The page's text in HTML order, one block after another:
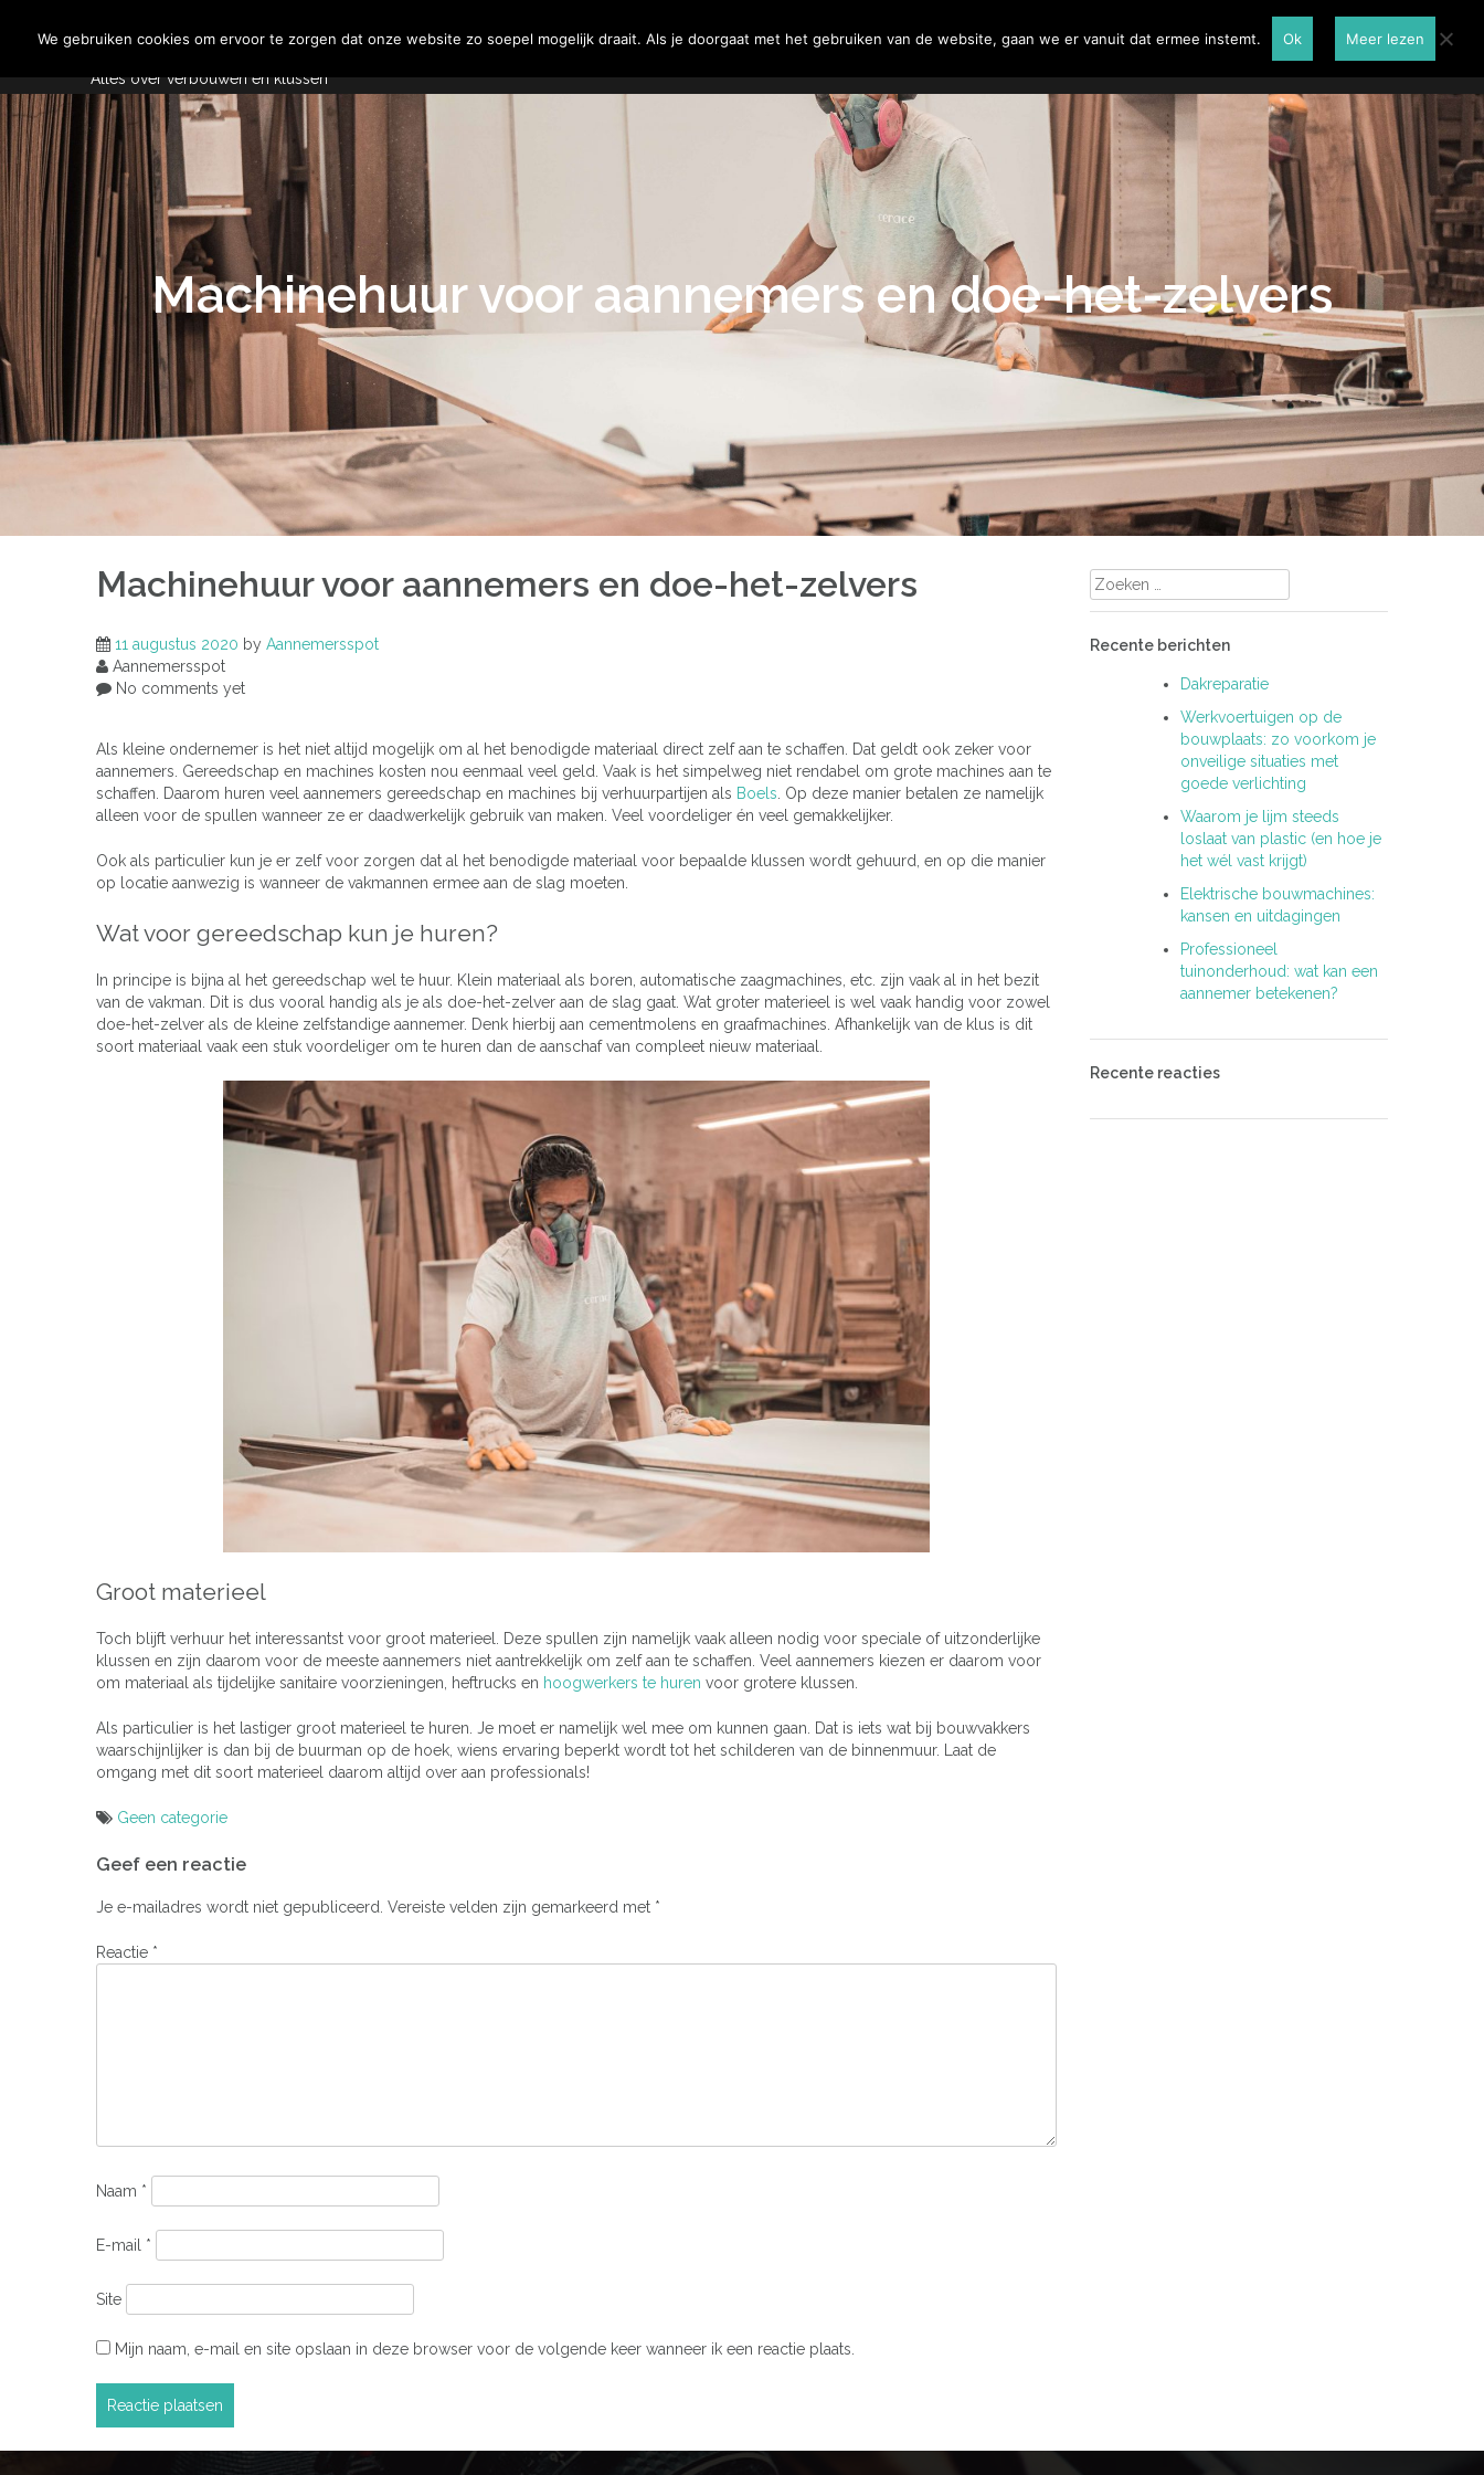
Aannemersspot
Alles over verbouwen en klussen
Tuin Woning Klussen Renovatie Contactformulier
Machinehuur voor aannemers en doe-het-zelvers
Machinehuur voor aannemers en doe-het-zelvers
11 augustus 2020 by Aannemersspot
Aannemersspot
No comments yet
Als kleine ondernemer is het niet altijd mogelijk om al het benodigde materiaal direct zelf aan te schaffen. Dat geldt ook zeker voor
aannemers. Gereedschap en machines kosten nou eenmaal veel geld. Vaak is het simpelweg niet rendabel om grote machines aan te
schaffen. Daarom huren veel aannemers gereedschap en machines bij verhuurpartijen als Boels . Op deze manier betalen ze namelijk
alleen voor de spullen wanneer ze er daadwerkelijk gebruik van maken. Veel voordeliger én veel gemakkelijker.
Ook als particulier kun je er zelf voor zorgen dat al het benodigde materiaal voor bepaalde klussen wordt gehuurd, en op die manier
op locatie aanwezig is wanneer de vakmannen ermee aan de slag moeten.
Wat voor gereedschap kun je huren?
In principe is bijna al het gereedschap wel te huur. Klein materiaal als boren, automatische zaagmachines, etc. zijn vaak al in het bezit
van de vakman. Dit is dus vooral handig als je als doe-het-zelver aan de slag gaat. Wat groter materieel is wel vaak handig voor zowel
doe-het-zelver als de kleine zelfstandige aannemer. Denk hierbij aan cementmolens en graafmachines. Afhankelijk van de klus is dit
soort materiaal vaak een stuk voordeliger om te huren dan de aanschaf van compleet nieuw materiaal.
Groot materieel
Toch blijft verhuur het interessantst voor groot materieel. Deze spullen zijn namelijk vaak alleen nodig voor speciale of uitzonderlijke
klussen en zijn daarom voor de meeste aannemers niet aantrekkelijk om zelf aan te schaffen. Veel aannemers kiezen er daarom voor
om materiaal als tijdelijke sanitaire voorzieningen, heftrucks en hoogwerkers te huren voor grotere klussen.
Als particulier is het lastiger groot materieel te huren. Je moet er namelijk wel mee om kunnen gaan. Dat is iets wat bij bouwvakkers
waarschijnlijker is dan bij de buurman op de hoek, wiens ervaring beperkt wordt tot het schilderen van de binnenmuur. Laat de
omgang met dit soort materieel daarom altijd over aan professionals!
Geen categorie
navigatie
Geef een reactie
Je e-mailadres wordt niet gepubliceerd. Vereiste velden zijn gemarkeerd met *
Reactie *
Naam *
E-mail *
Site
Mijn naam, e-mail en site opslaan in deze browser voor de volgende keer wanneer ik een reactie plaats.
Zoeken
naar:
Recente berichten
Dakreparatie
Werkvoertuigen op de
bouwplaats: zo voorkom je
onveilige situaties met
goede verlichting
Waarom je lijm steeds
loslaat van plastic (en hoe je
het wél vast krijgt)
Elektrische bouwmachines:
kansen en uitdagingen
Professioneel
tuinonderhoud: wat kan een
aannemer betekenen?
Recente reacties
We gebruiken cookies om ervoor te zorgen dat onze website zo soepel mogelijk draait. Als je doorgaat met het gebruiken van de website, gaan we er vanuit dat ermee instemt. Ok Meer lezen